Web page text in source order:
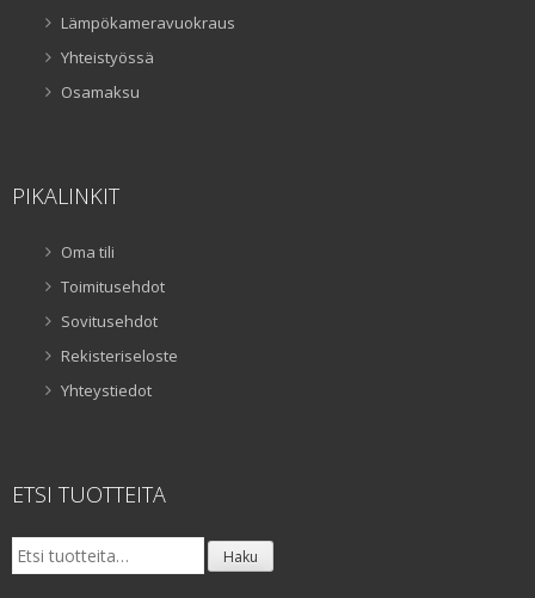
Lämpökameravuokraus
Yhteistyössä
Osamaksu
PIKALINKIT
Oma tili
Toimitusehdot
Sovitusehdot
Rekisteriseloste
Yhteystiedot
ETSI TUOTTEITA
Etsi: Haku